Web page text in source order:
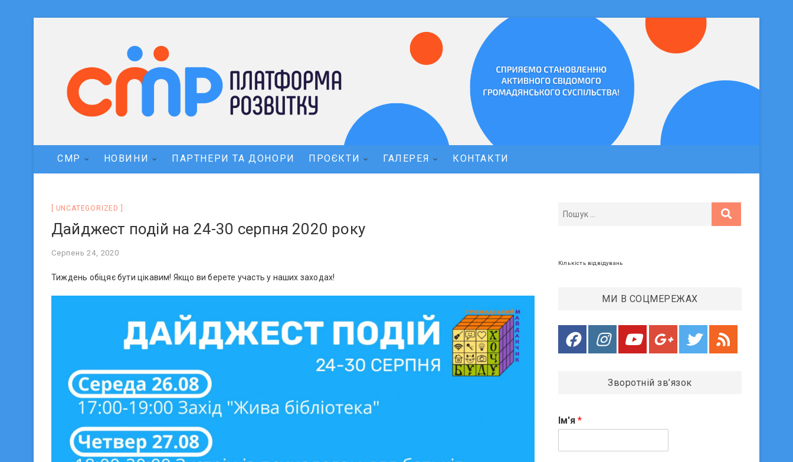
СМР НОВИНИ ПАРТНЕРИ ТА ДОНОРИ ПРОЄКТИ ГАЛЕРЕЯ КОНТАКТИ
UNCATEGORIZED
Дайджест подій на 24-30 серпня 2020 року
Серпень 24, 2020
Тиждень обіцяє бути цікавим! Якщо ви берете участь у наших заходах!
Кількість відвідувань
МИ В СОЦМЕРЕЖАХ
Зворотній зв’язок
Ім'я *